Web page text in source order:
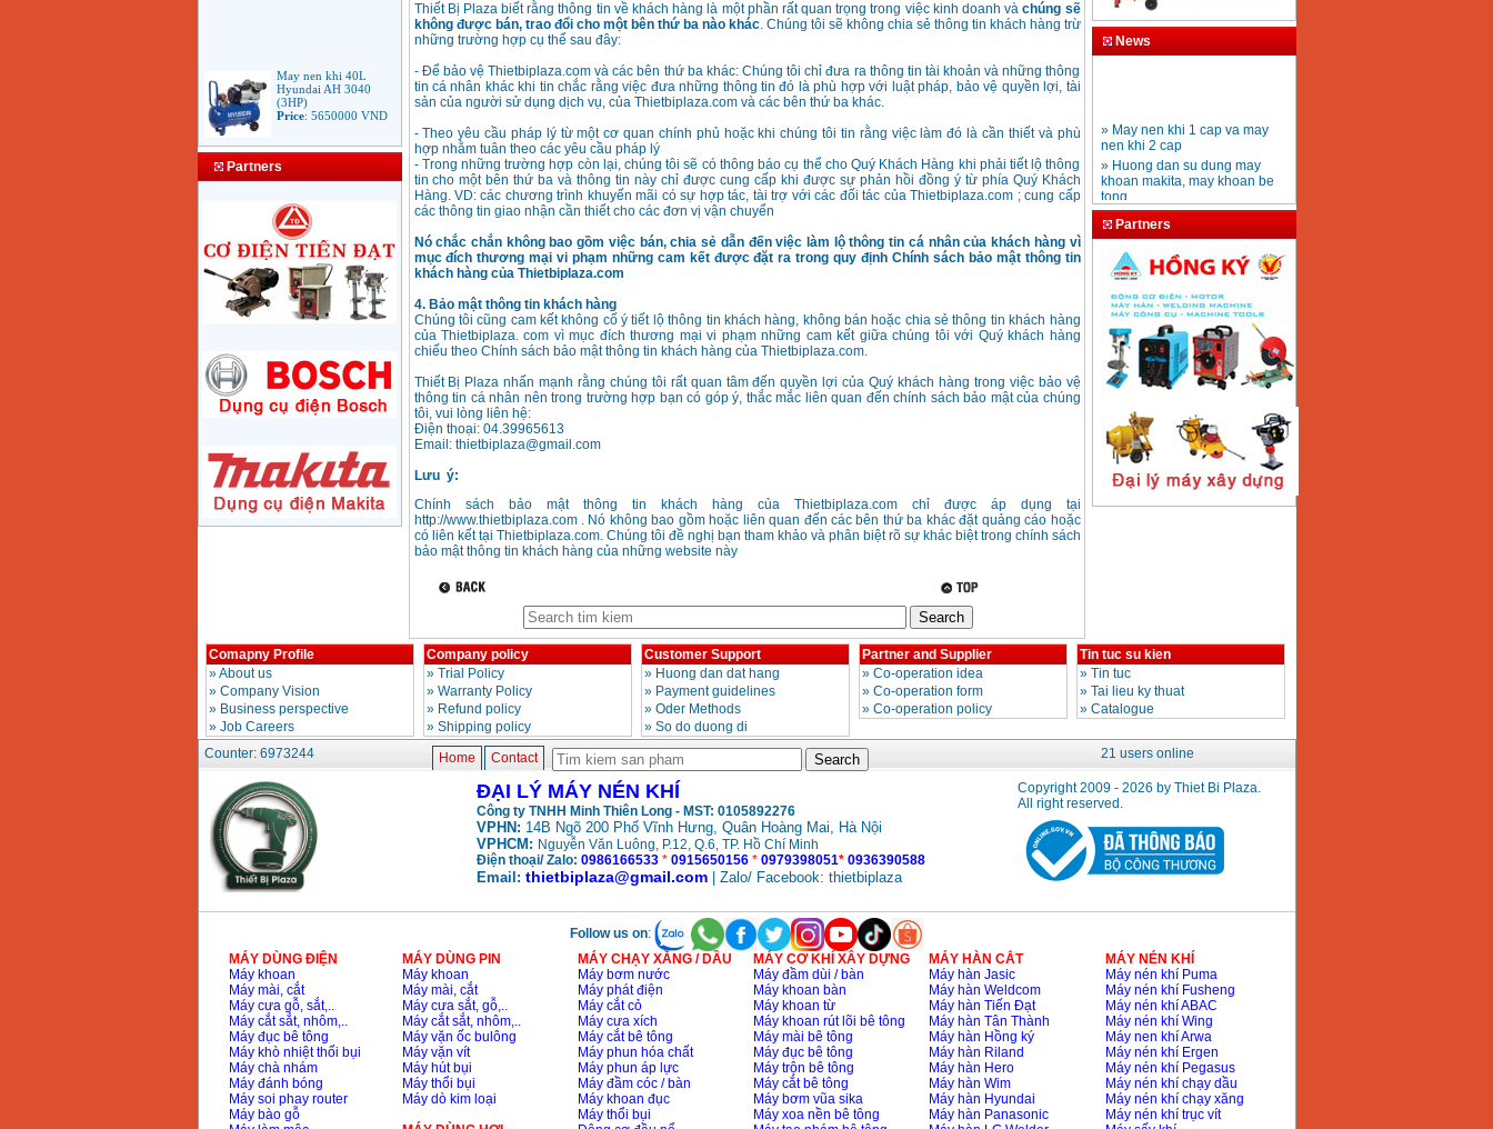
Hyundai AH 3040
(3HP)
Price:
May nen khi Puma dai
loan PK0260 (1/2HP)
May nen khi dau lien
24L (2,5HP)
Price:2250000VND
2 tu 50l (5HP) 220V
Price :3150000 VND
dau no diesel D24
Price:24500000 VND
D1 (0.5HP)
Price:12950000
May nen khi Puma
PX5160 (5HP)
Price:27500000
May nen khi Puma dai
loan PK2100 (2HP)
Price:17900000
Price :5250000
Partners
Thiết Bị Plaza biết rằng thông tin về khách hàng là một phần rất quan trọng trong việc kinh doanh vàchúng sẽ
không được bán, trao đổi cho một bên thứ ba nào khác. Chúng tôi sẽ không chia sẻ thông tin khách hàng trừ
những trường hợp cụ thể sau đây:
- Để bảo vệ Thietbiplaza.com và các bên thứ ba khác: Chúng tôi chỉ đưa ra thông tin tài khoản và những thông
tin cá nhân khác khi tin chắc rằng việc đưa những thông tin đó là phù hợp với luật pháp, bảo vệ quyền lợi, tài
sản của người sử dụng dịch vụ, của Thietbiplaza.com và các bên thứ ba khác.
- Theo yêu cầu pháp l‎ý từ một cơ quan chính phủ hoặc khi chúng tôi tin rằng việc làm đó là cần thiết và phù
hợp nhằm tuân theo các yêu cầu pháp l‎ý
- Trong những trường hợp còn lại, chúng tôi sẽ có thông báo cụ thể cho Quý Khách Hàng khi phải tiết lộ thông
tin cho một bên thứ ba và thông tin này chỉ được cung cấp khi được sự phản hồi đồng ‎ý‎ từ phía Quý Khách
Hàng. VD: các chương trình khuyến mãi có sự hợp tác, tài trợ với các đối tác của Thietbiplaza.com ; cung cấp
các thông tin giao nhận cần thiết cho các đơn vị vận chuyển
Nó chắc chắn không bao gồm việc bán, chia sẻ dẫn đến việc làm lộ thông tin cá nhân của khách hàng vì
mục đích thương mại vi phạm những cam kết được đặt ra trong quy định Chính sách bảo mật thông tin
khách hàng của Thietbiplaza.com
4. Bảo mật thông tin khách hàng
Chúng tôi cũng cam kết không cố ‎‎ý tiết lộ thông tin khách hàng, không bán hoặc chia sẻ thông tin khách hàng
của Thietbiplaza. com vì mục đích thương mại vi phạm những cam kết giữa chúng tôi với Qu‎ý khách hàng
chiếu theo Chính sách bảo mật thông tin khách hàng của Thietbiplaza.com.
Thiết Bị Plaza nhấn mạnh rằng chúng tôi rất quan tâm đến quyền lợi của Quý ‎khách hàng trong việc bảo vệ
thông tin cá nhân nên trong trường hợp bạn có góp ‎ý, thắc mắc liên quan đến chính sách bảo mật của chúng
tôi, vui lòng liên hệ:
Điện thoại: 04.39965613
Email: thietbiplaza@gmail.com
Lưu ‎ ý:
Chính sách bảo mật thông tin khách hàng của Thietbiplaza.com chỉ được áp dụng tại
http://www.thietbiplaza.com . Nó không bao gồm hoặc liên quan đến các bên thứ ba khác đặt quảng cáo hoặc
có liên kết tại Thietbiplaza.com. Chúng tôi đề nghị bạn tham khảo và phân biệt rõ sự khác biệt trong chính sách
bảo mật thông tin khách hàng của những website này
News
» May nen khi 1 cap va may
nen khi 2 cap
» Huong dan su dung may
khoan makita, may khoan be
tong
» Huong dan su dung may
khoan Bosch GSB16RE
khoan Bosch GBH 2-26DFR
» Huong dan su dung may do
khoang bosch cach DLE 50
» Huong dan su dung may cat
co, lap may cat co
» Huong dan lap gia cuon, su
dung banner cuon
» Huong dan lap may cua
chay xang
» Huong dan su dung may
khoan tu Nitto
» Huong dan su dung may
khoan tu Powerbor PB45
Partners
Comapny Profile
»About us
» Company Vision
» Business perspective
» Job Careers
Company policy
» Trial Policy
» Warranty Policy
» Refund policy
» Shipping policy
Customer Support
» Huong dan dat hang
» Payment guidelines
» Oder Methods
» So do duong di
Partner and Supplier
» Co-operation idea
» Co-operation form
» Co-operation policy
Tin tuc su kien
» Tin tuc
» Tai lieu ky thuat
» Catalogue
Counter: 6973244 Home Contact 21 users online
ĐẠI LÝ MÁY NÉN KHÍ
Công ty TNHH Minh Thiên Long - MST: 0105892276
VPHN: 14B Ngõ 200 Phố Vĩnh Hưng, Quân Hoàng Mai, Hà Nội
VPHCM: Nguyễn Văn Luông, P.12, Q.6, TP. Hồ Chí Minh
Điện thoại/ Zalo: 0986166533 * 0915650156* 0979398051* 0936390588
Email: thietbiplaza@gmail.com| Zalo/ Facebook: thietbiplaza
Copyright 2009 - 2026 by Thiet Bi Plaza.
All right reserved.
Follow us on:
MÁY DÙNG ĐIỆN
Máy khoan
Máy mài, cắt
Máy cưa gỗ, sắt,..
Máy cắt sắt, nhôm,..
Máy đục bê tông
Máy khò nhiệt thổi bụi
Máy chà nhám
Máy đánh bóng
Máy soi phay router
Máy bào gỗ
MÁY DÙNG PIN
Máy khoan
Máy mài, cắt
Máy cưa sắt, gỗ,..
Máy cắt sắt, nhôm,..
Máy vặn ốc bulông
Máy vặn vít
Máy hút bụi
Máy thổi bụi
Máy dò kim loại
MÁY CHẠY XĂNG / DẦU
Máy bơm nước
Máy phát điện
Máy cắt cỏ
Máy cưa xích
Máy cắt bê tông
Máy phun hóa chất
Máy phun áp lực
Máy đầm cóc / bàn
Máy khoan đục
Máy thổi bụi
MÁY CƠ KHÍ XÂY DỰNG
Máy đầm dùi / bàn
Máy khoan bàn
Máy khoan từ
Máy khoan rút lõi bê tông
Máy mài bê tông
Máy đục bê tông
Máy trộn bê tông
Máy cắt bê tông
Máy bơm vũa sika
Máy xoa nền bê tông
MÁY HÀN CẮT
Máy hàn Jasic
Máy hàn Weldcom
Máy hàn Tiến Đạt
Máy hàn Tân Thành
Máy hàn Hồng ký
Máy hàn Riland
Máy hàn Hero
Máy hàn Wim
Máy hàn Hyundai
Máy hàn Panasonic
MÁY NÉN KHÍ
Máy nén khí Puma
Máy nén khí Fusheng
Máy nén khí ABAC
Máy nén khí Wing
Máy nen khí Arwa
Máy nén khí Ergen
Máy nén khí Pegasus
Máy nén khí chạy dầu
Máy nén khí chạy xăng
Máy nén khí trục vít